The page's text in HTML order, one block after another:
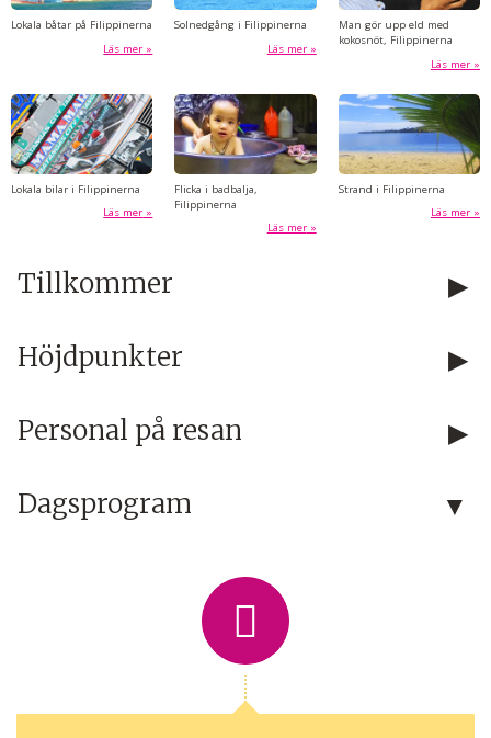
Lokala båtar på Filippinerna
Läs mer
Solnedgång i Filippinerna
Läs mer
Man gör upp eld med
kokosnöt, Filippinerna
Läs mer
Lokala bilar i Filippinerna
Läs mer
Flicka i badbalja,
Filippinerna
Läs mer
Strand i Filippinerna
Läs mer
Tillkommer
Höjdpunkter
Personal på resan
Dagsprogram